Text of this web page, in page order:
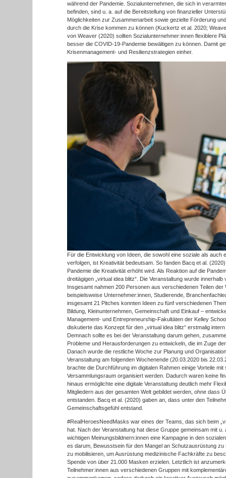
während der Pandemie. Sozialunternehmen, die sich in
befinden, sind u. a. auf die Bereitstellung von finanzieller
Möglichkeiten zur Zusammenarbeit sowie gezielte Förderung
durch die Krise kommen zu können (Kuckertz et al. 2020;
von Weaver (2020) sollten Sozialunternehmer:innen flexiblere
besser die COVID-19-Pandemie bewältigen zu können. Damit
Krisenmanagement- und Resilienzstrategien einher.
Für die Entwicklung von Ideen, die sowohl eine soziale als auch
verfolgen, ist Kreativität bedeutsam. So fanden Bacq et al.
Pandemie die Kreativität erhöht wird. Als Reaktion auf die
dreitägigen „virtual idea blitz“. Die Veranstaltung wurde
Insgesamt nahmen 200 Personen aus verschiedenen Teilen der
beispielsweise Unternehmer:innen, Studierende,
insgesamt 21 Pitches konnten Ideen zu fünf verschiedenen
Bildung, Kleinunternehmen, Gemeinschaft und Einkauf –
Management- und Entrepreneurship-Fakultäten der Kelley
diskutierte das Konzept für den „virtual idea blitz“ erstmalig
Demnach sollte es bei der Veranstaltung darum gehen,
Probleme und Herausforderungen zu entwickeln, die im Zuge
Danach wurde die restliche Woche zur Planung und
Veranstaltung am folgenden Wochenende (20.03.2020 bis
brachte die Durchführung im digitalen Rahmen einige Vorteile
Versammlungsraum organisiert werden. Dadurch waren keine
hinaus ermöglichte eine digitale Veranstaltung deutlich mehr
Mitgliedern aus der gesamten Welt gebildet werden, ohne dass
entstanden. Bacq et al. (2020) gaben an, dass unter den
Gemeinschaftsgefühl entstand.
#RealHeroesNeedMasks war eines der Teams, das sich beim
hat. Nach der Veranstaltung hat diese Gruppe gemeinsam mit u.
wichtigen Meinungsbildnern:innen eine Kampagne in den
es darum, Bewusstsein für den Mangel an Schutzausrüstung
zu mobilisieren, um Ausrüstung medizinische Fachkräfte zu
Spende von über 21.000 Masken erzielen. Letztlich ist
Teilnehmer:innen aus verschiedenen Gruppen mit